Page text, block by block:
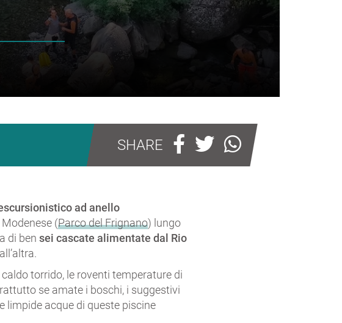
SHARE
ad anello
(Parco del Frignano) lungo
di bensei cascate alimentate dal Rio
torrido, le roventi temperature di
se amate i boschi, i suggestivi
limpide acque di queste piscine